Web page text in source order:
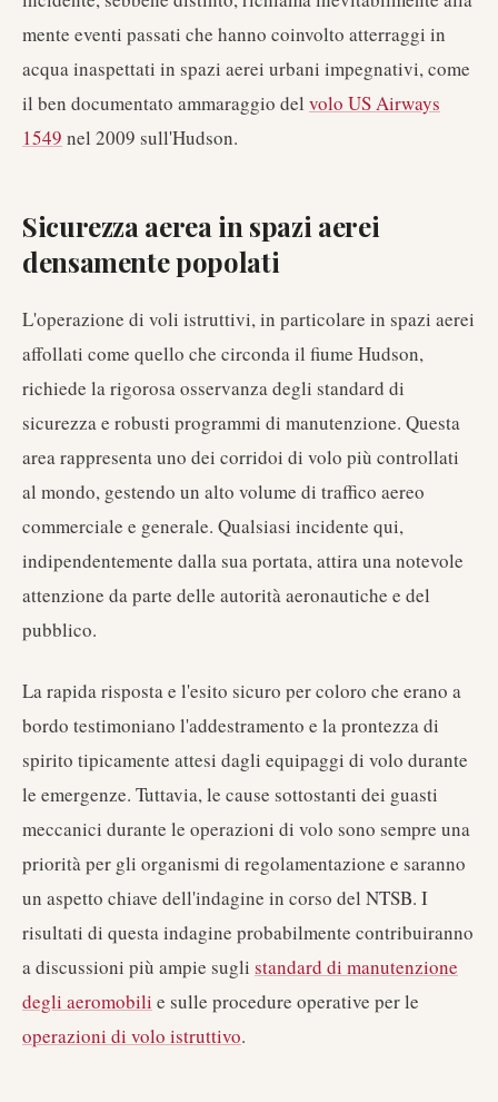
mente eventi passati che hanno coinvolto atterraggi in
acqua inaspettati in spazi aerei urbani impegnativi, come
il ben documentato ammaraggio del volo US Airways
1549 nel 2009 sull'Hudson.
Sicurezza aerea in spazi aerei
densamente popolati
L'operazione di voli istruttivi, in particolare in spazi aerei
affollati come quello che circonda il fiume Hudson,
richiede la rigorosa osservanza degli standard di
sicurezza e robusti programmi di manutenzione. Questa
area rappresenta uno dei corridoi di volo più controllati
al mondo, gestendo un alto volume di traffico aereo
commerciale e generale. Qualsiasi incidente qui,
indipendentemente dalla sua portata, attira una notevole
attenzione da parte delle autorità aeronautiche e del
pubblico.
La rapida risposta e l'esito sicuro per coloro che erano a
bordo testimoniano l'addestramento e la prontezza di
spirito tipicamente attesi dagli equipaggi di volo durante
le emergenze. Tuttavia, le cause sottostanti dei guasti
meccanici durante le operazioni di volo sono sempre una
priorità per gli organismi di regolamentazione e saranno
un aspetto chiave dell'indagine in corso del NTSB. I
risultati di questa indagine probabilmente contribuiranno
a discussioni più ampie sugli standard di manutenzione
degli aeromobili e sulle procedure operative per le
operazioni di volo istruttivo.